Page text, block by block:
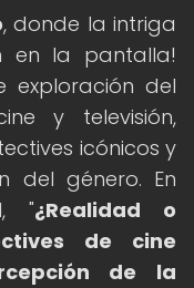
, donde la intriga
en la pantalla!
exploración del
y televisión,
icónicos y
del género. En
"¿Realidad o
de cine
de la